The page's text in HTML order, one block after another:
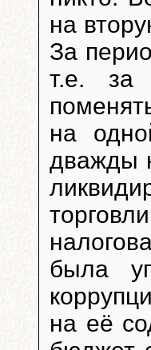
на
За
т.е. за
на
дважды
была
на её